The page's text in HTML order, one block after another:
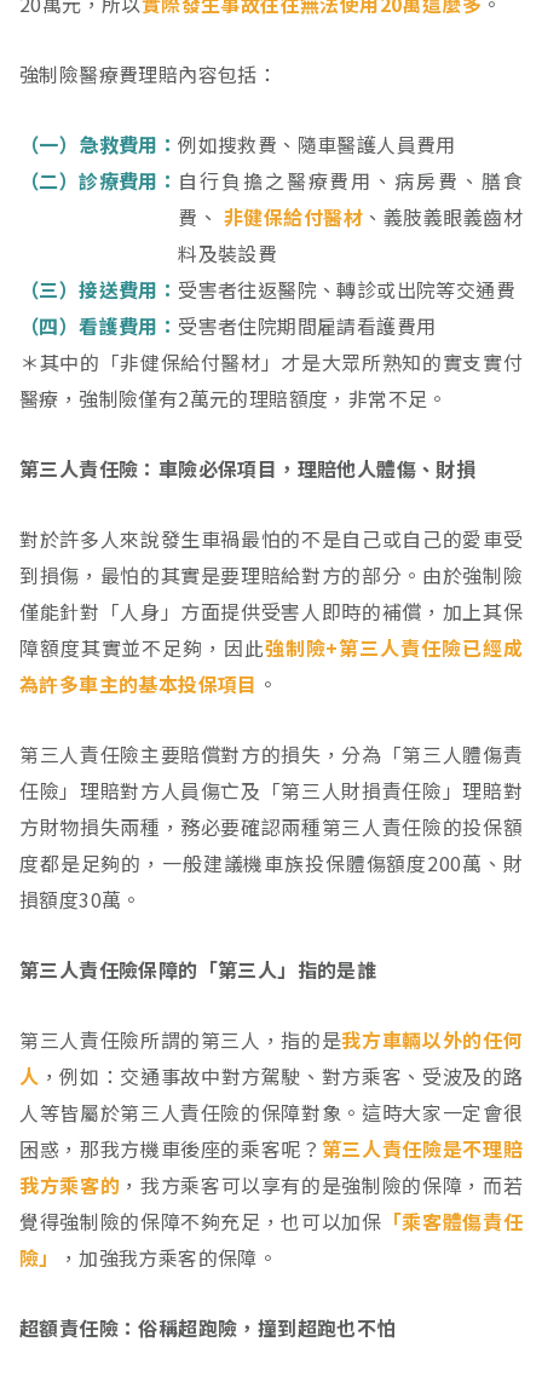
強制險醫療費理賠內容包括：
（一）急救費用：例如搜救費、隨車醫護人員費用
（二）診療費用： 自行負擔之醫療費用、病房費、膳食
費、非健保給付醫材 、義肢義眼義齒材
料及裝設費
（三）接送費用： 受害者往返醫院、轉診或出院等交通費
（四）看護費用： 受害者住院期間雇請看護費用
＊其中的「非健保給付醫材」才是大眾所熟知的實支實付
醫療，強制險僅有2萬元的理賠額度，非常不足。
第三人責任險：車險必保項目，理賠他人體傷、財損
對於許多人來說發生車禍最怕的不是自己或自己的愛車受
到損傷，最怕的其實是要理賠給對方的部分。由於強制險
僅能針對「人身」方面提供受害人即時的補償，加上其保
障額度其實並不足夠，因此強制險+第三人責任險已經成
為許多車主的基本投保項目 。
第三人責任險主要賠償對方的損失，分為「第三人體傷責
任險」理賠對方人員傷亡及「第三人財損責任險」理賠對
方財物損失兩種，務必要確認兩種第三人責任險的投保額
度都是足夠的，一般建議機車族投保體傷額度200萬、財
損額度30萬。
第三人責任險保障的「第三人」指的是誰
第三人責任險所謂的第三人，指的是我方車輛以外的任何
人 ，例如：交通事故中對方駕駛、對方乘客、受波及的路
人等皆屬於第三人責任險的保障對象。這時大家一定會很
困惑，那我方機車後座的乘客呢？ 第三人責任險是不理賠
我方乘客的 ，我方乘客可以享有的是強制險的保障，而若
覺得強制險的保障不夠充足，也可以加保 「乘客體傷責任
險」
，加強我方乘客的保障。
超額責任險：俗稱超跑險，撞到超跑也不怕